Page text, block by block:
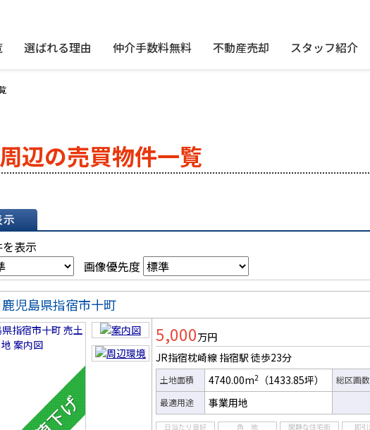
選ばれる理由 仲介手数料無料 不動産売却 スタッフ紹介
辺の売買物件一覧
表示
画像優先度
鹿児島県指宿市十町
5,000万円
JR指宿枕崎線 指宿駅 徒歩23分
土地面積 4740.00m2 （1433.85坪）
総区画数
最適用途
事業用地